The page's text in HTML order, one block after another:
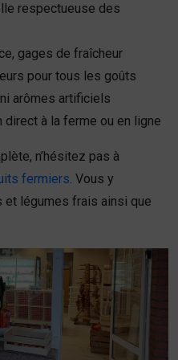
respectueuse des
gages de fraîcheur
pour tous les goûts
arômes artificiels
direct à la ferme ou en ligne
n’hésitez pas à
fermiers. Vous y
légumes frais ainsi que